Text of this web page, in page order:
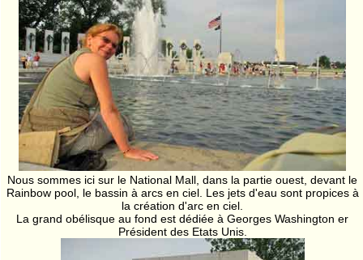
Nous sommes ici sur le National Mall, dans la partie ouest, devant le
Rainbow pool, le bassin à arcs en ciel. Les jets d'eau sont propices à
la création d'arc en ciel.
La grand obélisque au fond est dédiée à Georges Washington er
Président des Etats Unis.